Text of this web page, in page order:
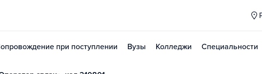
при поступлении Вузы Колледжи Специальности